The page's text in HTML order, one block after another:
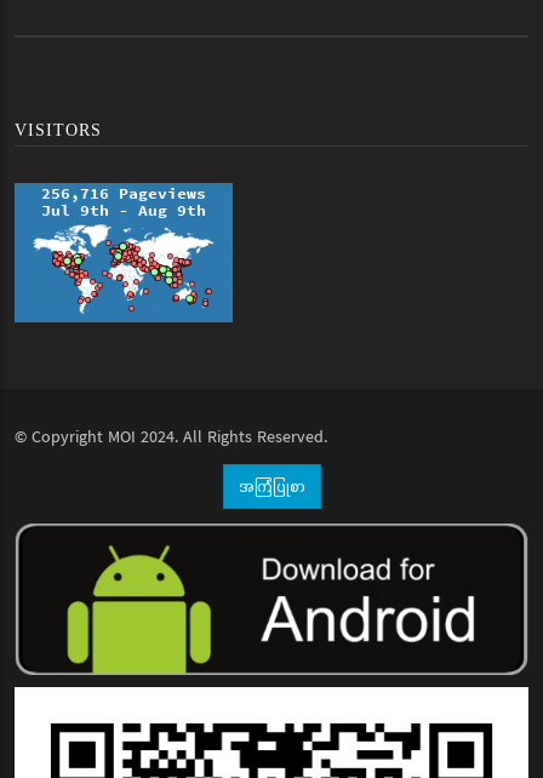
VISITORS
© Copyright MOI 2024. All Rights Reserved.
အကြံပြုစာ